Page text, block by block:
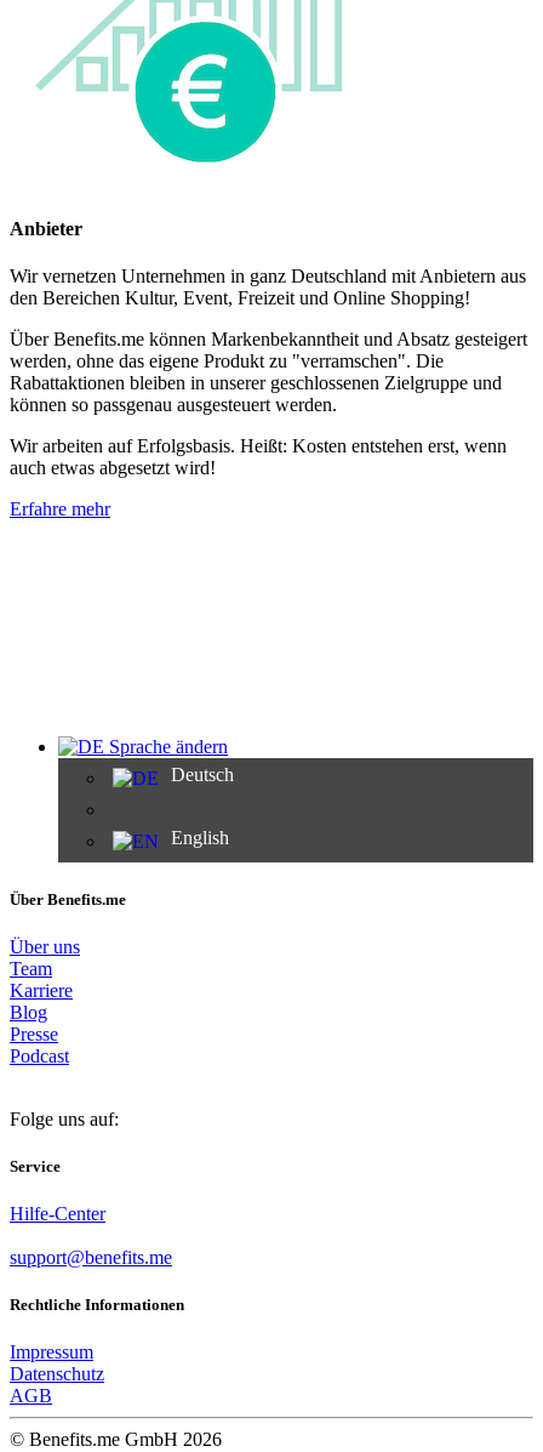
Anbieter
Wir vernetzen Unternehmen in ganz Deutschland mit Anbietern aus
den Bereichen Kultur, Event, Freizeit und Online Shopping!
Über Benefits.me können Markenbekanntheit und Absatz gesteigert
werden, ohne das eigene Produkt zu "verramschen". Die
Rabattaktionen bleiben in unserer geschlossenen Zielgruppe und
können so passgenau ausgesteuert werden.
Wir arbeiten auf Erfolgsbasis. Heißt: Kosten entstehen erst, wenn
auch etwas abgesetzt wird!
Erfahre mehr
Sprache ändern
Deutsch
English
Über Benefits.me
Über uns
Team
Karriere
Blog
Presse
Podcast
Folge uns auf:
Service
Hilfe-Center
support@benefits.me
Rechtliche Informationen
Impressum
Datenschutz
AGB
© Benefits.me GmbH 2026